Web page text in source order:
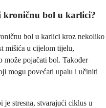
kroničnu bol u karlici?
bol u karlici kroz nekoliko
mišića u cijelom tijelu,
može pojačati bol. Također
mogu povećati upalu i učiniti
je stresna, stvarajući ciklus u